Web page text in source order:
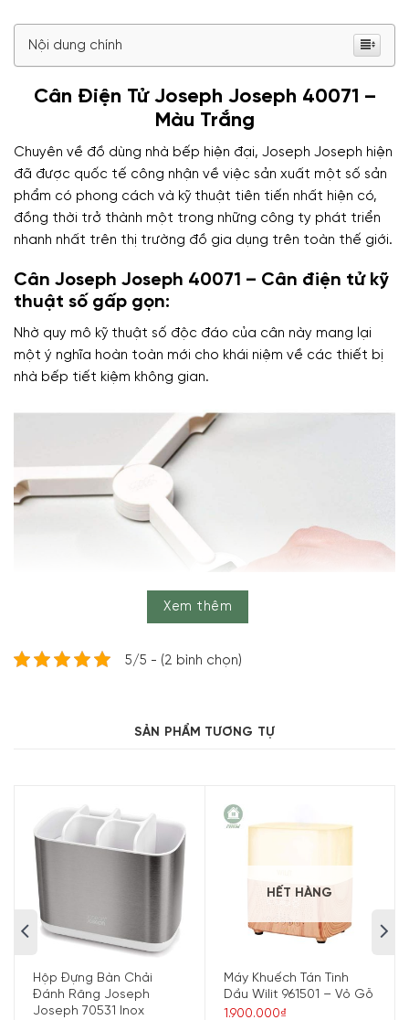
Nội dung chính
Cân Điện Tử Joseph Joseph 40071 –
Màu Trắng
Chuyên về đồ dùng nhà bếp hiện đại, Joseph Joseph hiện
đã được quốc tế công nhận về việc sản xuất một số sản
phẩm có phong cách và kỹ thuật tiên tiến nhất hiện có,
đồng thời trở thành một trong những công ty phát triển
nhanh nhất trên thị trường đồ gia dụng trên toàn thế giới.
Cân Joseph Joseph 40071 – Cân điện tử kỹ
thuật số gấp gọn:
Nhờ quy mô kỹ thuật số độc đáo của cân này mang lại
một ý nghĩa hoàn toàn mới cho khái niệm về các thiết bị
nhà bếp tiết kiệm không gian.
Khi mở, ba cánh tay của cân điện tử cung cấp một nền
Khi đóng lại, thiết bị có thể gập lại với kích thước cực kỳ
nhỏ gọn, bao bọc và bảo vệ màn hình cũng như các nút
điều khiển, điều này khiến cân trở nên hoàn hảo để cất
trong ngăn kéo nhà bếp.
Xem thêm
5/5 - (2 bình chọn)
SẢN PHẨM TƯƠNG TỰ
Hộp Đựng Bàn Chải
Đánh Răng Joseph
Joseph 70531 Inox
HẾT HÀNG
Máy Khuếch Tán Tinh
Dầu Wilit 961501 – Vỏ Gỗ
1.900.000₫